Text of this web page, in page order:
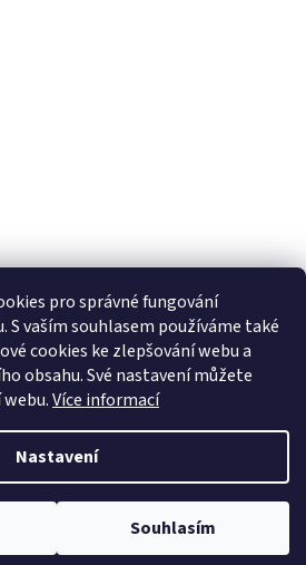
pro správné fungování
vaším souhlasem používáme také
cookies ke zlepšování webu a
obsahu. Své nastavení můžete
Více informací
Nastavení
Souhlasím
. Všechna práva vyhrazena.Upravit